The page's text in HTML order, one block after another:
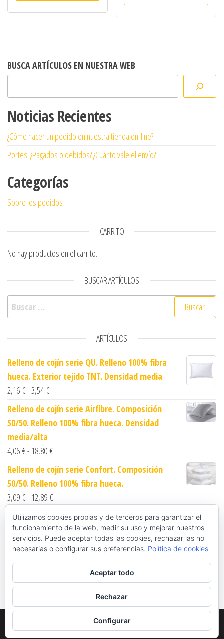
BUSCA ARTÍCULOS EN NUESTRA WEB
Noticias Recientes
¿Cómo hacer un pedido en nuestra tienda on-line?
Portes. ¿Pagados o debidos? ¿Cuánto vale el envío?
Categorías
Sobre los pedidos
CARRITO
No hay productos en el carrito.
BUSCAR ARTÍCULOS
Buscar:
ARTÍCULOS
Relleno de cojín serie QU. Relleno 100% fibra
hueca. Exterior tejido TNT. Densidad media
2,16 €-3,54€
Relleno de cojín serie Airfibre. Composición
50/50. Relleno 100% fibra hueca. Densidad
media/alta
4,06 €- 18,80 €
Relleno de cojín serie Confort. Composición
50/50. Relleno 100% fibra hueca.
3,09 €- 12,89 €
Funda nórdica blanca con solapa. Serie QU.
Composición 50/50
8,34 € - 13,26 €Rango de precios: desde 8,34 € hasta 13,26 €
Funda nórdica blanca sin cerrar con pasamanos.
Serie OR. Composición 100% algodón
10,09€-21,64€Rango de precios: desde 10,09 € hasta 21,64 €
WordPress |Tema:
Utilizamos cookies propias y de terceros para garantizar el
funcionamiento de la web, medir su uso y mejorar nuestros
servicios. Puede aceptar todas las cookies, rechazar las no
necesarias o configurar sus preferencias. Política de cookies
Aceptar todo
Rechazar
Configurar